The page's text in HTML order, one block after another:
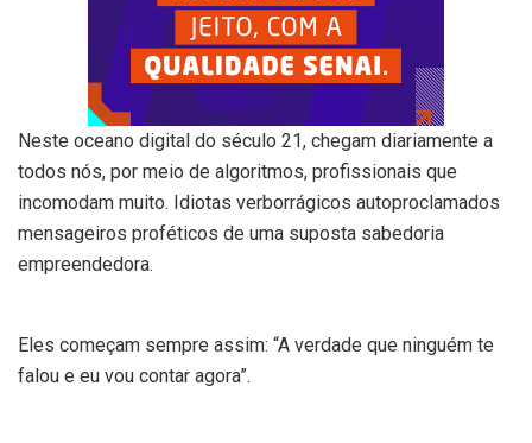
Neste oceano digital do século 21, chegam diariamente a
todos nós, por meio de algoritmos, profissionais que
incomodam muito. Idiotas verborrágicos autoproclamados
mensageiros proféticos de uma suposta sabedoria
empreendedora.
Eles começam sempre assim: “A verdade que ninguém te
falou e eu vou contar agora”.